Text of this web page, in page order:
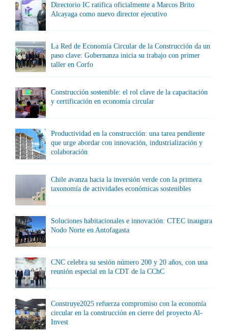
Directorio IC ratifica oficialmente a Marcos Brito
Alcayaga como nuevo director ejecutivo
La Red de Economía Circular de la Construcción da un
paso clave: Gobernanza inicia su trabajo con primer
taller en Corfo
Construcción sostenible: el rol clave de la capacitación
y certificación en economía circular
Productividad en la construcción: una tarea pendiente
que urge abordar con innovación, industrialización y
colaboración
Chile avanza hacia la inversión verde con la primera
taxonomía de actividades económicas sostenibles
Soluciones habitacionales e innovación: CTEC inaugura
Nodo Norte en Antofagasta
CNC celebra su sesión número 200 y 20 años, con una
reunión especial en la CDT de la CChC
Construye2025 refuerza compromiso con la economía
circular en la construcción en cierre del proyecto Al-
Invest